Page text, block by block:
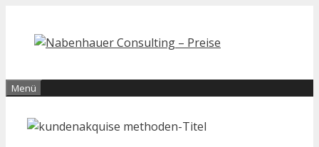
Inhalt
springen
Menü